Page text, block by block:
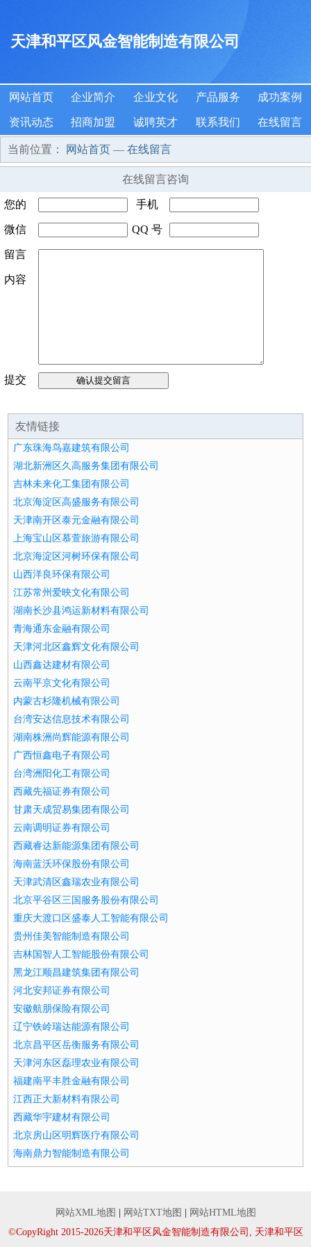
天津和平区风金智能制造有限公司
网站首页 企业简介 企业文化 产品服务 成功案例
资讯动态 招商加盟 诚聘英才 联系我们 在线留言
当前位置： 网站首页 — 在线留言
在线留言咨询
您的
姓名
手机
号码
微信
号码
QQ 号
留言
内容
提交
友情链接
广东珠海鸟嘉建筑有限公司
湖北新洲区久高服务集团有限公司
吉林未来化工集团有限公司
北京海淀区高盛服务有限公司
天津南开区泰元金融有限公司
上海宝山区慕萱旅游有限公司
北京海淀区河树环保有限公司
山西洋良环保有限公司
江苏常州爱映文化有限公司
湖南长沙县鸿运新材料有限公司
青海通东金融有限公司
天津河北区鑫辉文化有限公司
山西鑫达建材有限公司
云南平京文化有限公司
内蒙古杉隆机械有限公司
台湾安达信息技术有限公司
湖南株洲尚辉能源有限公司
广西恒鑫电子有限公司
台湾洲阳化工有限公司
西藏先福证券有限公司
甘肃天成贸易集团有限公司
云南调明证券有限公司
西藏睿达新能源集团有限公司
海南蓝沃环保股份有限公司
天津武清区鑫瑞农业有限公司
北京平谷区三国服务股份有限公司
重庆大渡口区盛泰人工智能有限公司
贵州佳美智能制造有限公司
吉林国智人工智能股份有限公司
黑龙江顺昌建筑集团有限公司
河北安邦证券有限公司
安徽航朋保险有限公司
辽宁铁岭瑞达能源有限公司
北京昌平区岳衡服务有限公司
天津河东区磊理农业有限公司
福建南平丰胜金融有限公司
江西正大新材料有限公司
西藏华宇建材有限公司
北京房山区明辉医疗有限公司
海南鼎力智能制造有限公司
网站XML地图 网站TXT地图
网站HTML地图
©CopyRight 2015-2026天津和平区风金智能制造有限公司, 天津和平区